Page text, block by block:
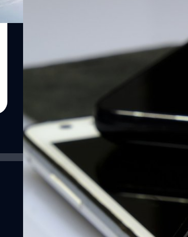
สิ้น 2x35 MHz กำหนดระยะเวลาจ่ายเงิน 10 ปี 9 งวด ส่
ประมูล ยังไม่มีข้อสรุป ต้องรอการทำงานของคณะทำงาน
กสทช. พิจารณายกเลิกเครือข่ายมือถือ 2G
นายฐากร ตัณฑสิทธิ์ เลขาธิการ กสทช. เปิดเผยว่า ได้หา
ระบบ 2G ซึ่งปัจจุบันคงเหลือเลขหมายใช้งานเพียง 5.2 ล้
การดูแลระบบดังกล่าวมากขึ้น แม้ว่าจะมีการนำคลื่นที่ประ
ของเครือข่าย DTN (DTAC) มากที่สุด รองลงมาคือ
หารืออีกครั้งภายในอีก 2 สัปดาห์ จากการหารือจะได้ข้
ศึกษาการยกเลิก 2G ในต่างประเทศ และแจ้งประชาสั
อุปกรณ์ 2G อีกด้วย และยังมีข้อมูลด้วยว่าค่าบริการบนร
ต่อนาที ขณะที่ อัตราค่าบริการบนระบบ 3G และ 4G อยู่ที่
จริงๆ…
| 2787 days ago